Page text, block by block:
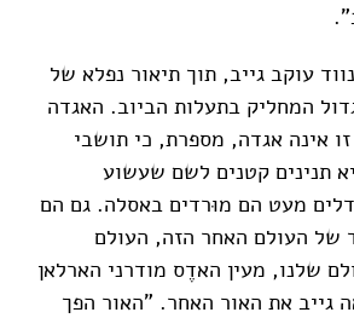
עוקב גייב, תוך תיאור נפלא של
המחליק בתעלות הביוב. האגדה
זו אינה אגדה, מספרת, כי תושבי
תנינים קטנים לשם שעשוע
מעט הם מוּרדים באסלה. גם הם
של העולם האחר הזה, העולם
שלנו, מעין האדֶס מודרני הארלאן
גייב את האור האחר. "האור הפך